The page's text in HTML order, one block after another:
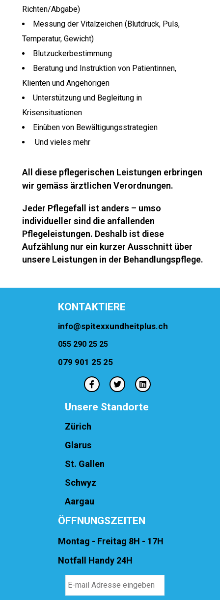
Richten/Abgabe)
Messung der Vitalzeichen (Blutdruck, Puls,
Temperatur, Gewicht)
Blutzuckerbestimmung
Beratung und Instruktion von Patientinnen,
Klienten und Angehörigen
Unterstützung und Begleitung in
Krisensituationen
Einüben von Bewältigungsstrategien
Und vieles mehr
All diese pflegerischen Leistungen erbringen
wir gemäss ärztlichen Verordnungen.
Jeder Pflegefall ist anders – umso
individueller sind die anfallenden
Pflegeleistungen. Deshalb ist diese
Aufzählung nur ein kurzer Ausschnitt über
unsere Leistungen in der Behandlungspflege.
KONTAKTIERE
info@spitexxundheitplus.ch
055 290 25 25
079 901 25 25
Unsere Standorte
Zürich
Glarus
St. Gallen
Schwyz
Aargau
ÖFFNUNGSZEITEN
Montag - Freitag 8H - 17H
Notfall Handy 24H